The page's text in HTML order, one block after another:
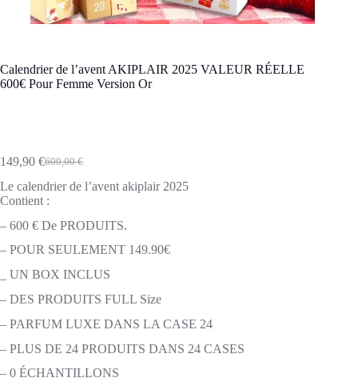
Calendrier de l’avent AKIPLAIR 2025 VALEUR RÉELLE
600€ Pour Femme Version Or
600,00€
Le
prix
initial
600,00 €.
149,90 €Le
prix
actuel
149,90 €.
Le calendrier de l’avent akiplair 2025
Contient :
– 600 € De PRODUITS.
– POUR SEULEMENT 149.90€
_ UN BOX INCLUS
– DES PRODUITS FULL Size
– PARFUM LUXE DANS LA CASE 24
– PLUS DE 24 PRODUITS DANS 24 CASES
– 0 ÉCHANTILLONS